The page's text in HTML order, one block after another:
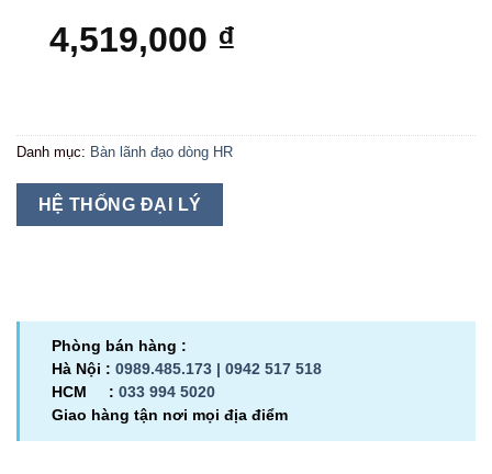
4,519,000 ₫
Danh mục: Bàn lãnh đạo dòng HR
HỆ THỐNG ĐẠI LÝ
Phòng bán hàng :
Hà Nội : 0989.485.173 | 0942 517 518
HCM : 033 994 5020
Giao hàng tận nơi mọi địa điểm